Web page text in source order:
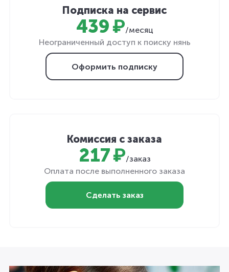
Подписка на сервис
439 ₽/месяц
Неограниченный доступ к поиску нянь
Оформить подписку
Комиссия с заказа
217 ₽/заказ
Оплата после выполненного заказа
Сделать заказ